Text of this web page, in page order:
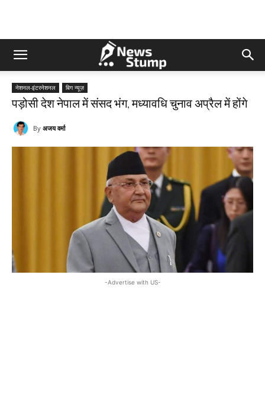
नेशनल-इंटरनेशनल बिग न्यूज़
पड़ोसी देश नेपाल में संसद भंग, मध्यावधि चुनाव अप्रैल में होंगे
By अजय वर्मा
-Advertise with US-